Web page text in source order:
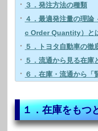
３．発注方法の種類
４．最適発注量の理
c Order Quantity）と
５．トヨタ自動車の徹
５．流通から見る在庫
６．在庫・流通から「
１．在庫をもつ